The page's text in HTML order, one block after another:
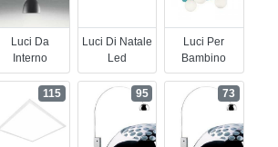
Luci Da
Interno
Luci Di Natale
Led
Luci Per
Bambino
115 95 73